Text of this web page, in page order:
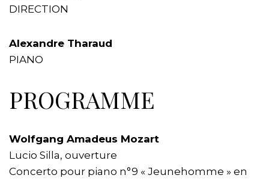
DIRECTION
Alexandre Tharaud
PIANO
PROGRAMME
Wolfgang Amadeus Mozart
Lucio Silla, ouverture
Concerto pour piano n°9 « Jeunehomme » en